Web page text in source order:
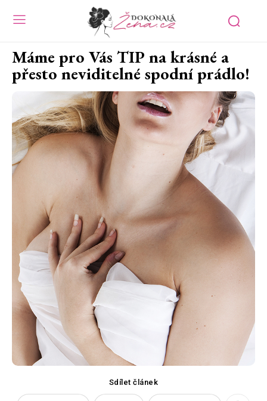
Máme pro Vás TIP na krásné a
přesto neviditelné spodní prádlo!
Sdílet článek